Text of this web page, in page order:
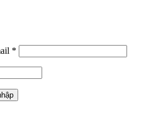
*
buộc